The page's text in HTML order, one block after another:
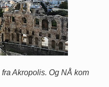
Akropolis. Og NÅ kom